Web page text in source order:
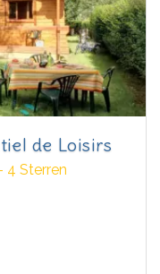
de Loisirs
4 Sterren